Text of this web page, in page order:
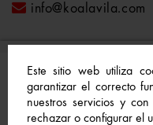
Este sitio web utiliza
garantizar el correcto
nuestros servicios y
rechazar o configurar el
info@koalavila.com
© 2021-2022